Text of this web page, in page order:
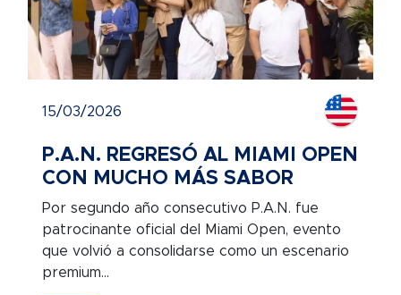
15/03/2026
P.A.N. REGRESÓ AL MIAMI OPEN
CON MUCHO MÁS SABOR
Por segundo año consecutivo P.A.N. fue
patrocinante oficial del Miami Open, evento
que volvió a consolidarse como un escenario
premium...